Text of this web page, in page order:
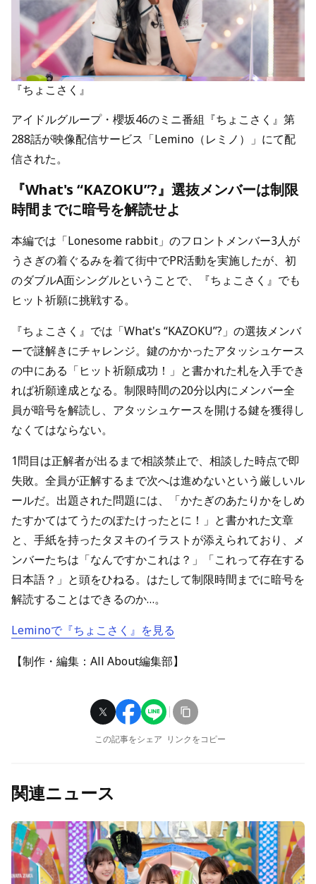
『ちょこさく』
アイドルグループ・櫻坂46のミニ番組『ちょこさく』第
288話が映像配信サービス「Lemino（レミノ）」にて配
信された。
『What's “KAZOKU”?』選抜メンバーは制限
時間までに暗号を解読せよ
本編では「Lonesome rabbit」のフロントメンバー3人が
うさぎの着ぐるみを着て街中でPR活動を実施したが、初
のダブルA面シングルということで、『ちょこさく』でも
ヒット祈願に挑戦する。
『ちょこさく』では「What's “KAZOKU”?」の選抜メンバ
ーで謎解きにチャレンジ。鍵のかかったアタッシュケース
の中にある「ヒット祈願成功！」と書かれた札を入手でき
れば祈願達成となる。制限時間の20分以内にメンバー全
員が暗号を解読し、アタッシュケースを開ける鍵を獲得し
なくてはならない。
1問目は正解者が出るまで相談禁止で、相談した時点で即
失敗。全員が正解するまで次へは進めないという厳しいル
ールだ。出題された問題には、「かたぎのあたりかをしめ
たすかてはてうたのぽたけったとに！」と書かれた文章
と、手紙を持ったタヌキのイラストが添えられており、メ
ンバーたちは「なんですかこれは？」「これって存在する
日本語？」と頭をひねる。はたして制限時間までに暗号を
解読することはできるのか…。
Leminoで『ちょこさく』を見る
【制作・編集：All About編集部】
この記事をシェア リンクをコピー
関連ニュース